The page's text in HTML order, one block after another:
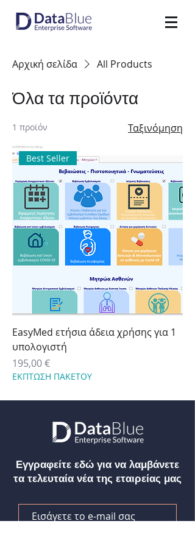
Αρχική σελίδα All Products
Όλα τα προϊόντα
1 προϊόν Ταξινόμηση
Best Seller
EasyMed ετήσια άδεια χρήσης για 1
υπολογιστή
Τιμή
195,00 €
ΕΚΠΤΩΣΗ ΠΑΚΕΤΟΥ
Εγγραφείτε εδώ για να λαμβάνετε
τα τελευταία νέα της εταιρείας μας